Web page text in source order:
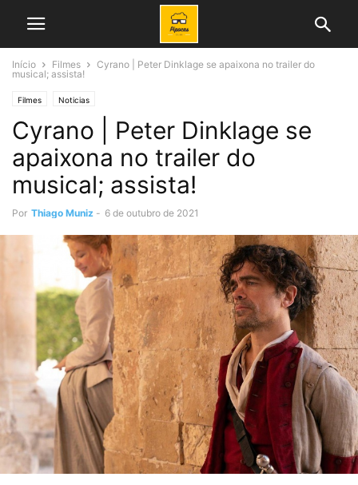
Início Filmes
Cyrano | Peter Dinklage se apaixona no trailer do
musical; assista!
Filmes Noticias
Cyrano | Peter Dinklage se
apaixona no trailer do
musical; assista!
Por Thiago Muniz - 6 de outubro de 2021